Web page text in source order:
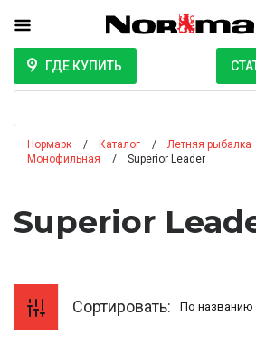
ГДЕ КУПИТЬ
Нормарк Каталог Летняя рыбалка
Монофильная
Superior Leader
Superior
Сортировать: По названию